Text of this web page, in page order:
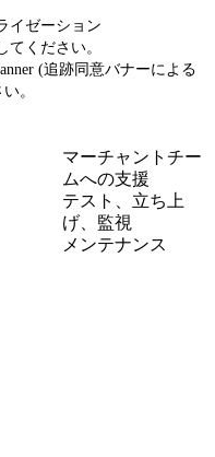
イゼーション
ください。
(追跡同意バナーによる
。
マーチャントチー
ムへの支援
テスト、立ち上
げ、監視
メンテナンス